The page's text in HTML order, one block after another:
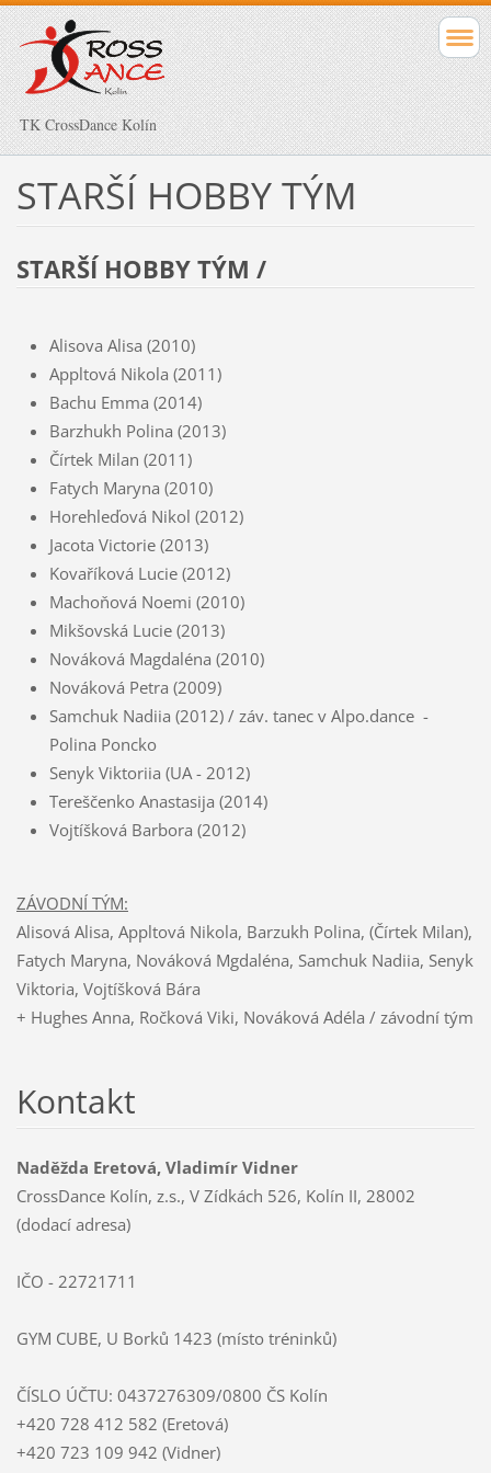
TK CrossDance Kolín
STARŠÍ HOBBY TÝM
STARŠÍ HOBBY TÝM /
Alisova Alisa (2010)
Appltová Nikola (2011)
Bachu Emma (2014)
Barzhukh Polina (2013)
Čírtek Milan (2011)
Fatych Maryna (2010)
Horehleďová Nikol (2012)
Jacota Victorie (2013)
Kovaříková Lucie (2012)
Machoňová Noemi (2010)
Mikšovská Lucie (2013)
Nováková Magdaléna (2010)
Nováková Petra (2009)
Samchuk Nadiia (2012) / záv. tanec v Alpo.dance -
Polina Poncko
Senyk Viktoriia (UA - 2012)
Tereščenko Anastasija (2014)
Vojtíšková Barbora (2012)
ZÁVODNÍ TÝM:
Alisová Alisa, Appltová Nikola, Barzukh Polina, (Čírtek Milan),
Fatych Maryna, Nováková Mgdaléna, Samchuk Nadiia, Senyk
Viktoria, Vojtíšková Bára
+ Hughes Anna, Ročková Viki, Nováková Adéla / závodní tým
Kontakt
Naděžda Eretová, Vladimír Vidner
CrossDance Kolín, z.s., V Zídkách 526, Kolín II, 28002
(dodací adresa)
IČO - 22721711
GYM CUBE, U Borků 1423 (místo tréninků)
ČÍSLO ÚČTU: 0437276309/0800 ČS Kolín
+420 728 412 582 (Eretová)
+420 723 109 942 (Vidner)